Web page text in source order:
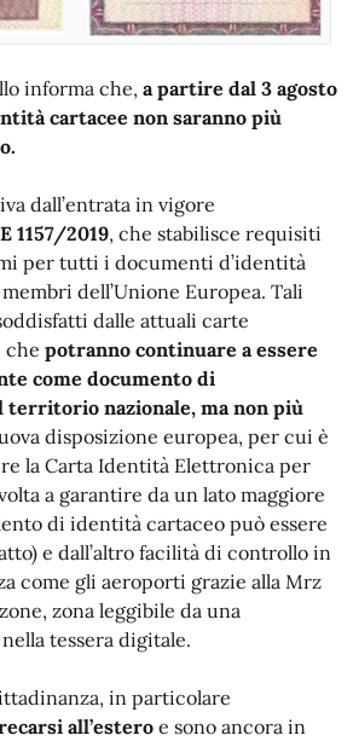
informa che, a partire dal 3 agosto
cartacee non saranno più
dall’entrata in vigore
1157/2019, che stabilisce requisiti
per tutti i documenti d’identità
dell’Unione Europea. Tali
dalle attuali carte
che potranno continuare a essere
come documento di
territorio nazionale, ma non più
disposizione europea, per cui è
la Carta Identità Elettronica per
a garantire da un lato maggiore
di identità cartaceo può essere
e dall’altro facilità di controllo in
come gli aeroporti grazie alla Mrz
zona leggibile da una
tessera digitale.
in particolare
all’estero e sono ancora in